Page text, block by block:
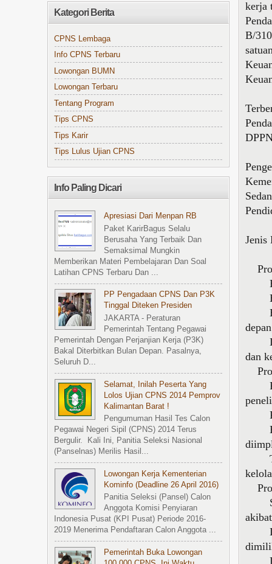
kerja
B/
Jenis
dan
Kategori Berita
CPNS Lembaga
Info CPNS Terbaru
Lowongan BUMN
Lowongan Terbaru
Tentang Program
Tips CPNS
Tips Karir
Tips Lulus Ujian CPNS
Info Paling Dicari
Apresiasi Dari Menpan RB
Paket KarirBagus Selalu
Berusaha Yang Terbaik Dan
Semaksimal Mungkin
Memberikan Materi Pembelajaran Dan Soal
Latihan CPNS Terbaru Dan ...
PP Pengadaan CPNS Dan P3K
Tinggal Diteken Presiden
JAKARTA - Peraturan
Pemerintah Tentang Pegawai
Pemerintah Dengan Perjanjian Kerja (P3K)
Bakal Diterbitkan Bulan Depan. Pasalnya,
Seluruh D...
Selamat, Inilah Peserta Yang
Lolos Ujian CPNS 2014 Pemprov
Kalimantan Barat !
Pengumuman Hasil Tes Calon
Pegawai Negeri Sipil (CPNS) 2014 Terus
Bergulir. Kali Ini, Panitia Seleksi Nasional
(Panselnas) Merilis Hasil...
Lowongan Kerja Kementerian
Kominfo (Deadline 26 April 2016)
Panitia Seleksi (Pansel) Calon
Anggota Komisi Penyiaran
Indonesia Pusat (KPI Pusat) Periode 2016-
2019 Menerima Pendaftaran Calon Anggota ...
Pemerintah Buka Lowongan